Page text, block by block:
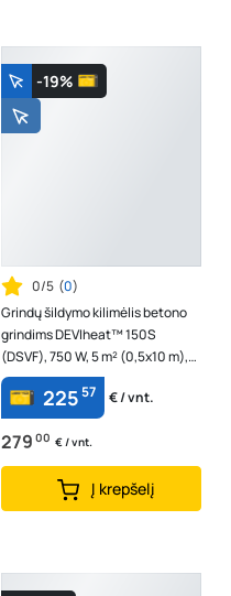
-19%
0/5 (0)
Grindų šildymo kilimėlis betono
grindims DEVIheat™ 150S
(DSVF), 750 W, 5 m² (0,5x10 m),
230 V, 140f0336
22557 € / vnt.
279 00 € / vnt.
Į krepšelį